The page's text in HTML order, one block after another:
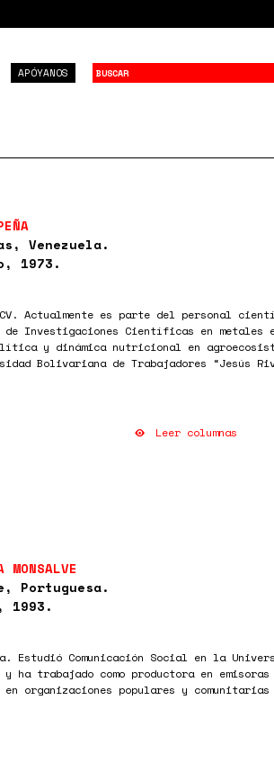
APÓYANOS
Venezuela.
1973.
Actualmente es parte del personal
Investigaciones Científicas en metales
y dinámica nutricional en
Bolivariana de Trabajadores “Jesús
Leer columnas
MONSALVE
Portuguesa.
1993.
Estudió Comunicación Social en la
ha trabajado como productora en emisoras
organizaciones populares y